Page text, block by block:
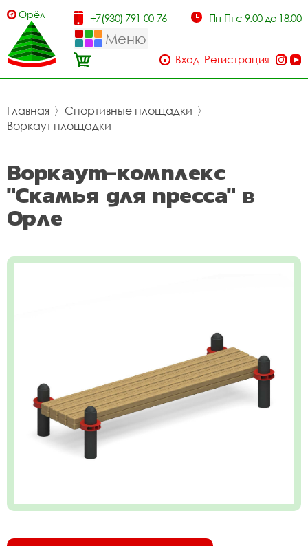
Орёл +7(930) 791-00-76 Пн-Пт с 9.00 до 18.00
Меню
Вход Регистрация
Главная 〉 Спортивные площадки 〉
Воркаут площадки
Воркаут-комплекс
"Скамья для пресса" в
Орле